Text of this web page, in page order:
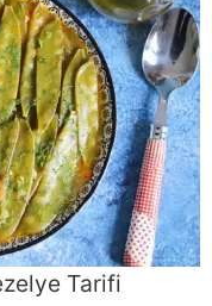
Tarifi